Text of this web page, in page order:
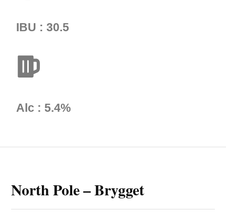
IBU : 30.5
Alc : 5.4%
North Pole – Brygget